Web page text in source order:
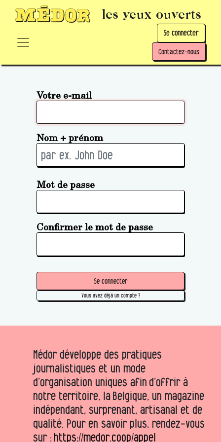
les yeux ouverts
Se connecter
Contactez-nous
Votre e-mail
Nom + prénom
Mot de passe
Confirmer le mot de passe
Se connecter
Vous avez déjà un compte ?
Médor développe des pratiques
journalistiques et un mode
d’organisation uniques afin d’offrir à
notre territoire, la Belgique, un magazine
indépendant, surprenant, artisanal et de
qualité. Pour en savoir plus, rendez-vous
sur : https://medor.coop/appel